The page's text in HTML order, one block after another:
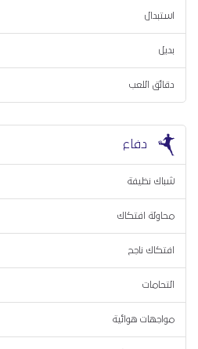
استبدال
بديل
دقائق اللعب
دفاع
شباك نظيفة
محاولة افتكاك
افتكاك ناجح
التحامات
مواجهات هوائية